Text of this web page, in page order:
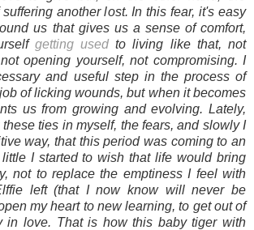
another lost. In this fear, it's easy
us that gives us a sense of comfort,
getting usedto living like that, not
opening yourself, not compromising. I
and useful step in the process of
of licking wounds, but when it becomes
us from growing and evolving. Lately,
ties in myself, the fears, and slowly I
way, that this period was coming to an
I started to wish that life would bring
not to replacethe emptiness I feel with
left(that I now know will never be
my heart to new learning, to get out of
in love. That is how this baby tiger with